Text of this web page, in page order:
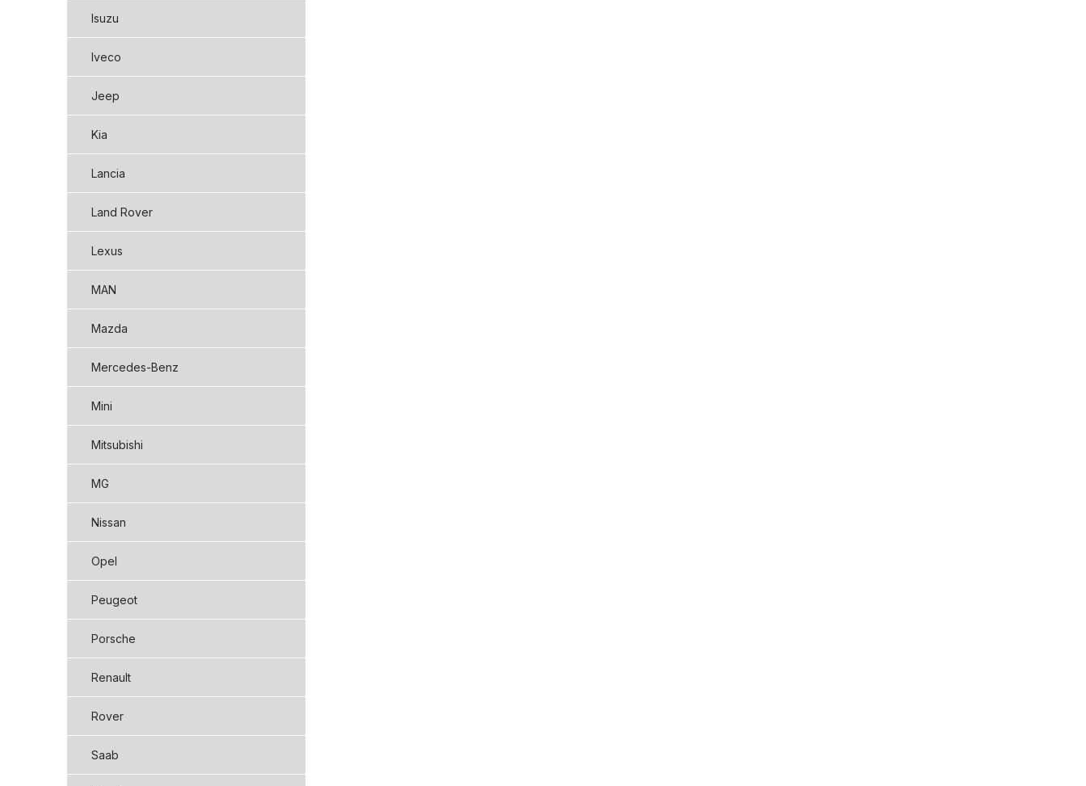
Isuzu
Iveco
Jeep
Kia
Lancia
Land Rover
Lexus
MAN
Mazda
Mercedes-Benz
Mini
Mitsubishi
MG
Nissan
Opel
Peugeot
Porsche
Renault
Rover
Saab